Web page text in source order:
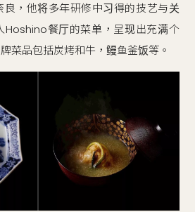
良，他将多年研修中习得的技艺与关
Hoshino餐厅的菜单，呈现出充满个
菜品包括炭烤和牛，鳗鱼釜饭等。